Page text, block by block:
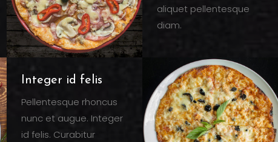
aliquet pellentesque
diam.
Integer id felis
Pellentesque rhoncus
nunc et augue. Integer
id felis. Curabitur